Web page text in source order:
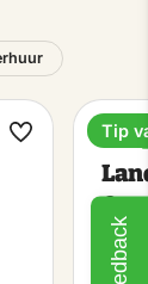
Maak
Tip
Feedback